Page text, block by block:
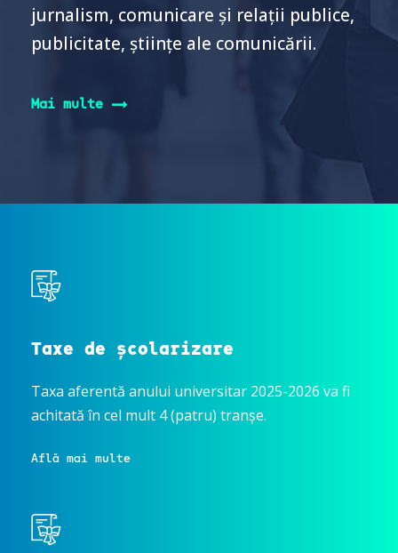
jurnalism, comunicare şi relaţii publice,
publicitate, ştiinţe ale comunicării.
Mai multe
Taxe de școlarizare
Taxa aferentă anului universitar 2025-2026 va fi
achitată în cel mult 4 (patru) tranșe.
Află mai multe